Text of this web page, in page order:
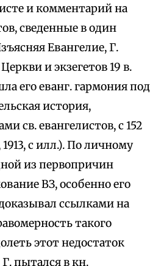
и комментарий на
сведенные в один
Евангелие, Г.
и экзегетов 19 в.
его еванг. гармония под
история,
св. евангелистов, с 152
с илл.). По личному
из первопричин
ВЗ, особенно его
ссылками на
такого
этот недостаток
пытался в кн.